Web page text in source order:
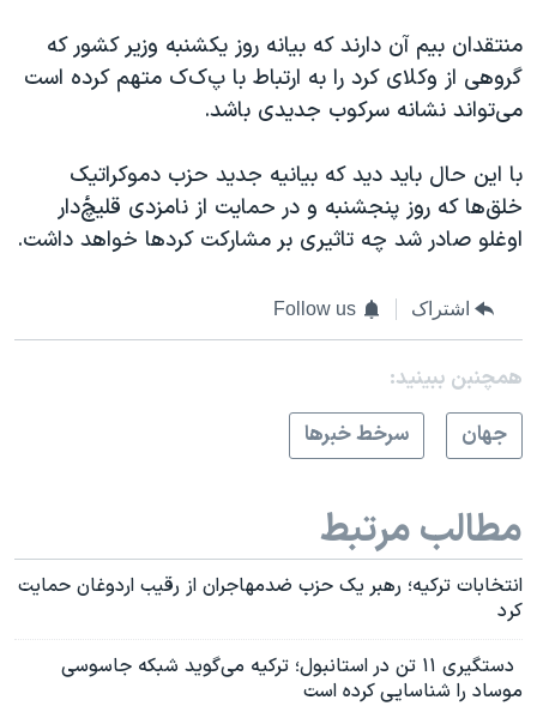
منتقدان بیم آن دارند که بیانه روز یکشنبه وزیر کشور که
گروهی از وکلای کرد را به ارتباط با پ‌ک‌ک متهم کرده است
می‌تواند نشانه سرکوب جدیدی باشد.
با این حال باید دید که بیانیه جدید حزب دموکراتیک
خلق‌ها که روز پنجشنبه و در حمایت از نامزدی قلیچ‌ٔ‌دار
اوغلو صادر شد چه تاثیری بر مشارکت کردها خواهد داشت.
اشتراک Follow us
همچنبن ببینید:
جهان
سرخط خبرها
مطالب مرتبط
انتخابات ترکیه؛ رهبر یک حزب ضدمهاجران از رقیب اردوغان حمایت
کرد
دستگیری ۱۱ تن در استانبول؛ ترکیه می‌گوید شبکه جاسوسی
موساد را شناسایی کرده است